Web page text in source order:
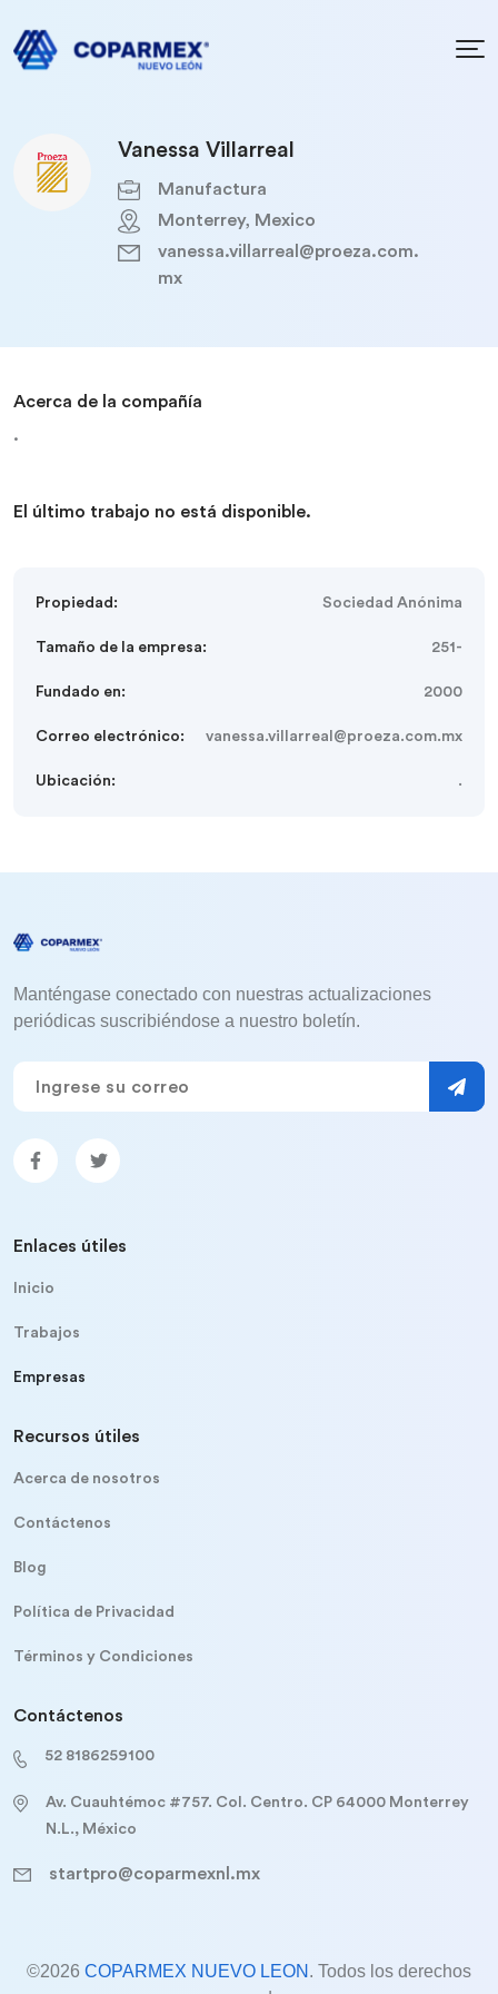
Vanessa Villarreal
Manufactura
Monterrey, Mexico
vanessa.villarreal@proeza.com.
mx
Acerca de la compañía
.
El último trabajo no está disponible.
Propiedad: Sociedad Anónima
Tamaño de la empresa: 251-
Fundado en: 2000
Correo electrónico: vanessa.villarreal@proeza.com.mx
Ubicación: .
Manténgase conectado con nuestras actualizaciones
periódicas suscribiéndose a nuestro boletín.
Enlaces útiles
Inicio
Trabajos
Empresas
Recursos útiles
Acerca de nosotros
Contáctenos
Blog
Política de Privacidad
Términos y Condiciones
Contáctenos
52 8186259100
Av. Cuauhtémoc #757. Col. Centro. CP 64000 Monterrey
N.L., México
startpro@coparmexnl.mx
©2026 COPARMEX NUEVO LEON . Todos los derechos